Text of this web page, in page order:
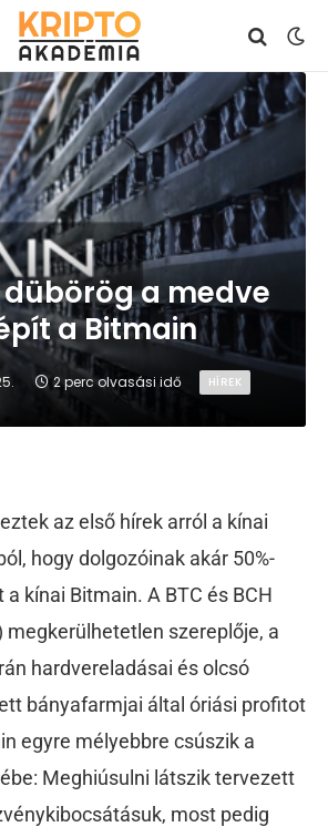
a medve
a Bitmain
2 perc olvasási idő HÍREK
az első hírek arról a kínai
hogy dolgozóinak akár 50%-
kínai Bitmain. A BTC és BCH
megkerülhetetlen szereplője, a
hardvereladásai és olcsó
bányafarmjai által óriási profitot
egyre mélyebbre csúszik a
Meghiúsulni látszik tervezett
most pedig